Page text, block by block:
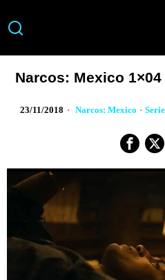
Narcos: Mexico 1×04
23/11/2018 Narcos: Mexico ·